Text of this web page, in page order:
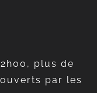
plus de
par les